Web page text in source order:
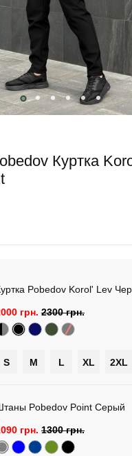
Куртка
Pobedov Korol' Lev
грн. 2300 грн.
S M L XL 2XL
Pobedov Point Серый
грн. 1300 грн.